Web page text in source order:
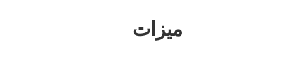
ميزات